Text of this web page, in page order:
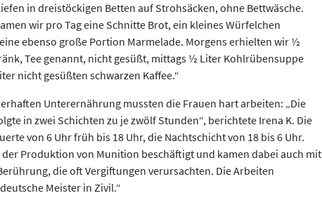
in dreistöckigen Betten auf Strohsäcken, ohne Bettwäsche.
wir pro Tag eine Schnitte Brot, ein kleines Würfelchen
ebenso große Portion Marmelade. Morgens erhielten wir ½
Tee genannt, nicht gesüßt, mittags ½ Liter Kohlrübensuppe
nicht gesüßten schwarzen Kaffee.“
Unterernährung mussten die Frauen hart arbeiten: „Die
in zwei Schichten zu je zwölf Stunden“, berichtete Irena K. Die
von 6 Uhr früh bis 18 Uhr, die Nachtschicht von 18 bis 6 Uhr.
der Produktion von Munition beschäftigt und kamen dabei auch mit
die oft Vergiftungen verursachten. Die Arbeiten
Meister in Zivil.“